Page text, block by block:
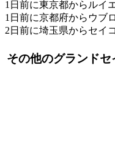
1日前に東京都からルイ
1日前に京都府からウブ
2日前に埼玉県からセイ
その他のグランド